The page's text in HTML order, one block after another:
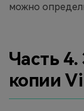
можно
Часть 4.
копии